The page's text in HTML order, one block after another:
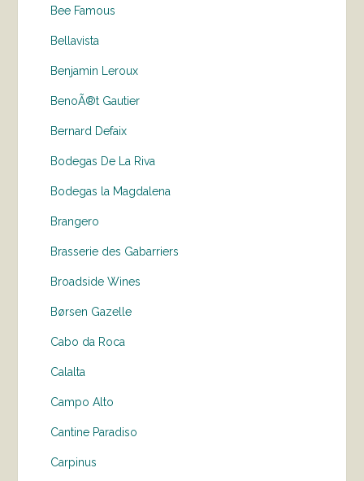
Bee Famous
Bellavista
Benjamin Leroux
BenoÃ®t Gautier
Bernard Defaix
Bodegas De La Riva
Bodegas la Magdalena
Brangero
Brasserie des Gabarriers
Broadside Wines
Børsen Gazelle
Cabo da Roca
Calalta
Campo Alto
Cantine Paradiso
Carpinus